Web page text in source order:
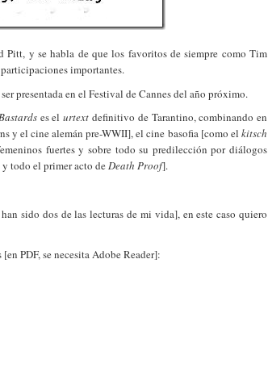
y se habla de que los favoritos de siempre como Tim
importantes.
presentada en el Festival de Cannes del año próximo.
es elurtext definitivo de Tarantino, combinando en
y el cine alemán pre-WWII], el cine basofia [como el kitsch
fuertes y sobre todo su predilección por diálogos
y todo el primer acto deDeath Proof].
han sido dos de las lecturas de mi vida], en este caso quiero
[en PDF, se necesita Adobe Reader]: